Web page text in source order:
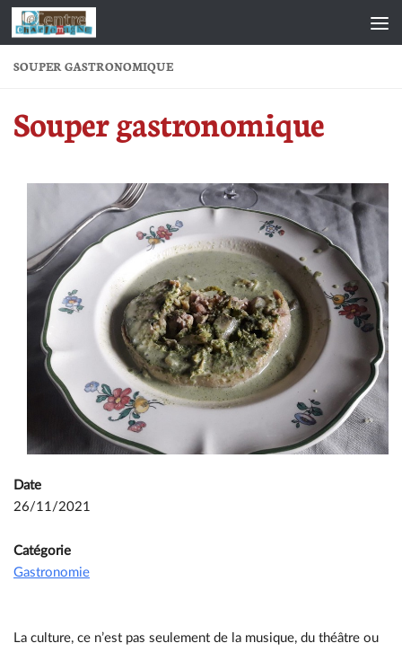
Skip to content
SOUPER GASTRONOMIQUE
Souper gastronomique
Date
26/11/2021
Catégorie
Gastronomie
La culture, ce n’est pas seulement de la musique, du théâtre ou